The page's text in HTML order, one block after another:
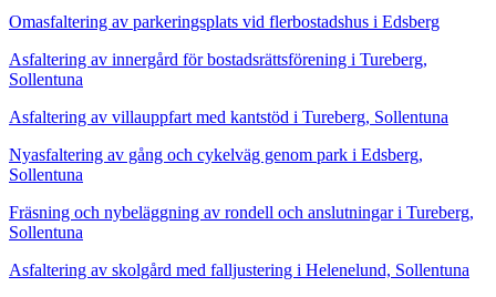
Omasfaltering av parkeringsplats vid flerbostadshus i Edsberg
Asfaltering av innergård för bostadsrättsförening i Tureberg,
Sollentuna
Asfaltering av villauppfart med kantstöd i Tureberg, Sollentuna
Nyasfaltering av gång och cykelväg genom park i Edsberg,
Sollentuna
Fräsning och nybeläggning av rondell och anslutningar i Tureberg,
Sollentuna
Asfaltering av skolgård med falljustering i Helenelund, Sollentuna